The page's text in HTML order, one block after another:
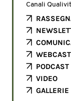
Canali
WEBCAST
PODCAST
VIDEO